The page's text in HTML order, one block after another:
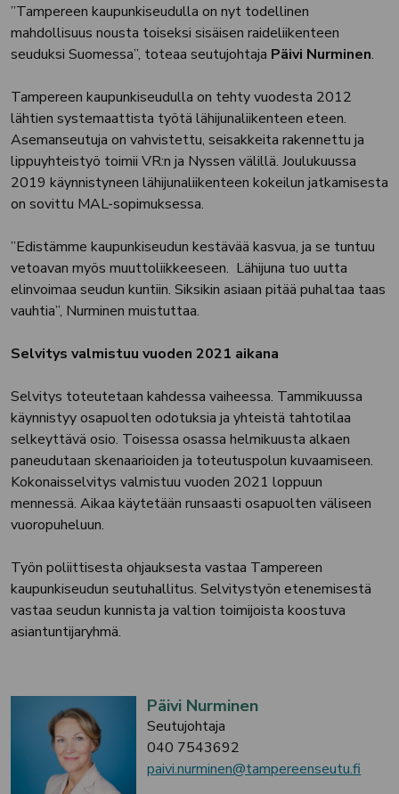
”Tampereen kaupunkiseudulla on nyt todellinen
mahdollisuus nousta toiseksi sisäisen raideliikenteen
seuduksi Suomessa”, toteaa seutujohtaja Päivi Nurminen.
Tampereen kaupunkiseudulla on tehty vuodesta 2012
lähtien systemaattista työtä lähijunaliikenteen eteen.
Asemanseutuja on vahvistettu, seisakkeita rakennettu ja
lippuyhteistyö toimii VR:n ja Nyssen välillä. Joulukuussa
2019 käynnistyneen lähijunaliikenteen kokeilun jatkamisesta
on sovittu MAL-sopimuksessa.
”Edistämme kaupunkiseudun kestävää kasvua, ja se tuntuu
vetoavan myös muuttoliikkeeseen. Lähijuna tuo uutta
elinvoimaa seudun kuntiin. Siksikin asiaan pitää puhaltaa taas
vauhtia”, Nurminen muistuttaa.
Selvitys valmistuu vuoden 2021 aikana
Selvitys toteutetaan kahdessa vaiheessa. Tammikuussa
käynnistyy osapuolten odotuksia ja yhteistä tahtotilaa
selkeyttävä osio. Toisessa osassa helmikuusta alkaen
paneudutaan skenaarioiden ja toteutuspolun kuvaamiseen.
Kokonaisselvitys valmistuu vuoden 2021 loppuun
mennessä. Aikaa käytetään runsaasti osapuolten väliseen
vuoropuheluun.
Työn poliittisesta ohjauksesta vastaa Tampereen
kaupunkiseudun seutuhallitus. Selvitystyön etenemisestä
vastaa seudun kunnista ja valtion toimijoista koostuva
asiantuntijaryhmä.
Päivi Nurminen
Seutujohtaja
040 7543692
paivi.nurminen@tampereenseutu.fi